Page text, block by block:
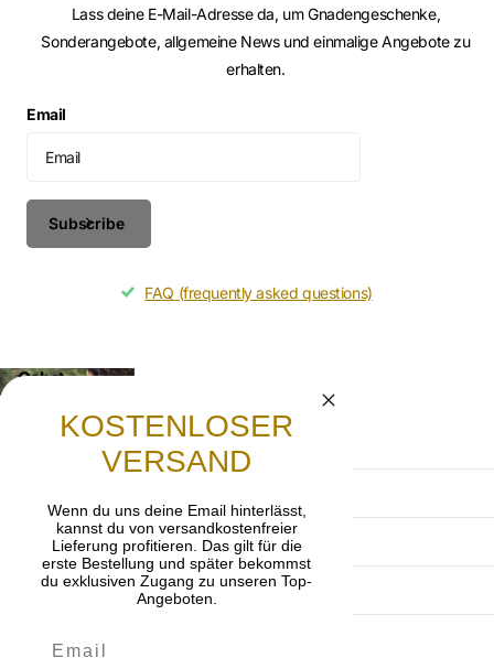
Lass deine E-Mail-Adresse da, um Gnadengeschenke,
Sonderangebote, allgemeine News und einmalige Angebote zu
erhalten.
Email
Subscribe
FAQ (frequently asked questions)
Gebet
Lasst uns beten, dass die frohe Botschaft von
Jesus Christus weitergetragen wird.
Privacy Policy
imprint
Cancellation policy
KOSTENLOSER
VERSAND
Wenn du uns deine Email hinterlässt,
kannst du von versandkostenfreier
Lieferung profitieren. Das gilt für die
erste Bestellung und später bekommst
du exklusiven Zugang zu unseren Top-
Angeboten.